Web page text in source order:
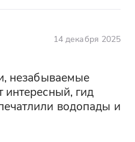
14 декабря 2025
незабываемые
интересный, гид
водопады и